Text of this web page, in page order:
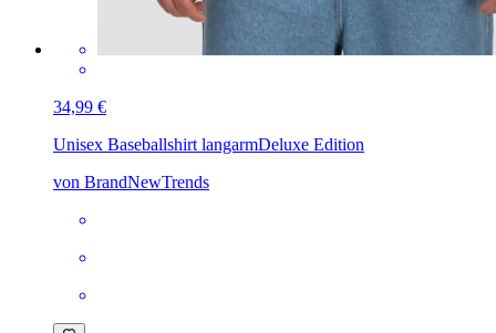
34,99 €
Unisex Baseballshirt langarmDeluxe Edition
von BrandNewTrends